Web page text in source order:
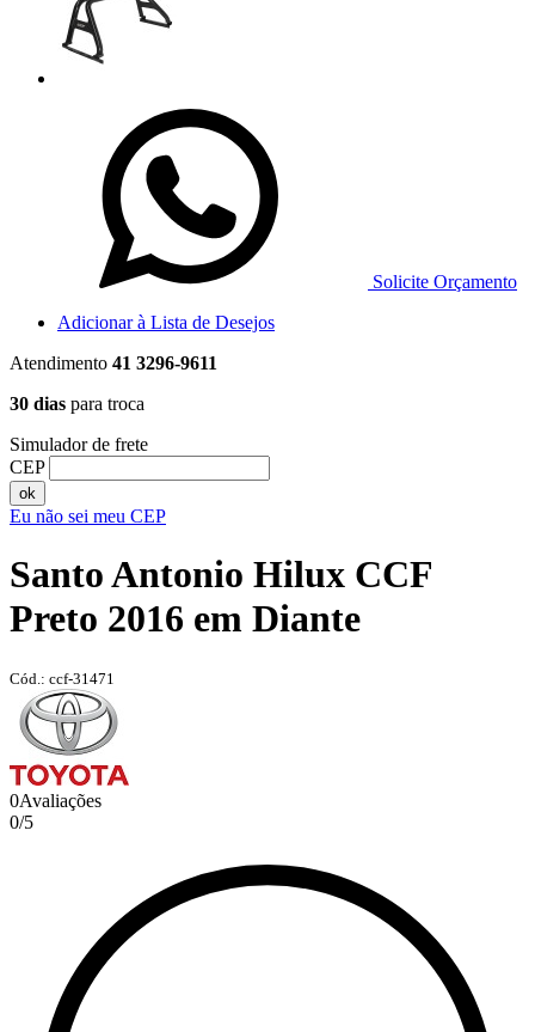
Solicite Orçamento
Adicionar à Lista de Desejos
Atendimento 41 3296-9611
30 dias para troca
Simulador de frete
CEP
ok
Eu não sei meu CEP
Santo Antonio Hilux CCF
Preto 2016 em Diante
Cód.: ccf-31471
0Avaliações
0/5